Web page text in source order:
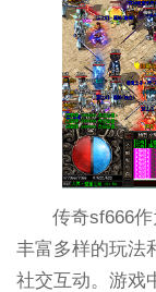
传奇sf666
丰富多样的玩法
社交互动。游戏